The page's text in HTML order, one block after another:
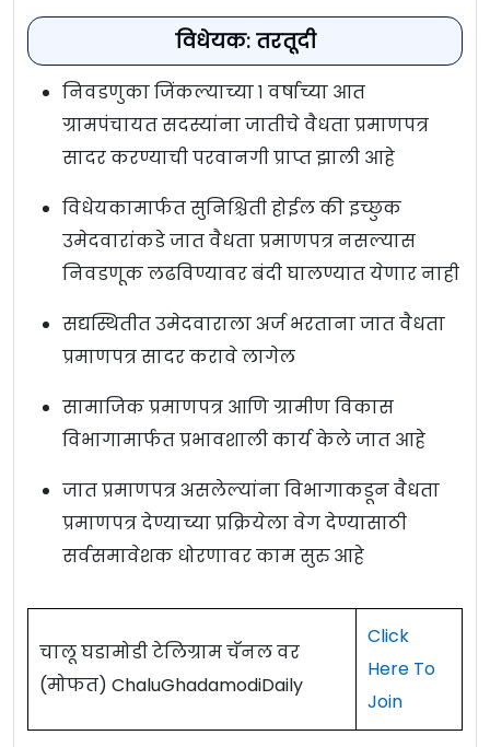
विधेयक: तरतूदी
निवडणुका जिंकल्याच्या १ वर्षाच्या आत
ग्रामपंचायत सदस्यांना जातीचे वैधता प्रमाणपत्र
सादर करण्याची परवानगी प्राप्त झाली आहे
विधेयकामार्फत सुनिश्चिती होईल की इच्छुक
उमेदवारांकडे जात वैधता प्रमाणपत्र नसल्यास
निवडणूक लढविण्यावर बंदी घालण्यात येणार नाही
सद्यस्थितीत उमेदवाराला अर्ज भरताना जात वैधता
प्रमाणपत्र सादर करावे लागेल
सामाजिक प्रमाणपत्र आणि ग्रामीण विकास
विभागामार्फत प्रभावशाली कार्य केले जात आहे
जात प्रमाणपत्र असलेल्यांना विभागाकडून वैधता
प्रमाणपत्र देण्याच्या प्रक्रियेला वेग देण्यासाठी
सर्वसमावेशक धोरणावर काम सुरु आहे
चालू घडामोडी टेलिग्राम चॅनल वर
(मोफत) ChaluGhadamodiDaily
Click
Here To
Join